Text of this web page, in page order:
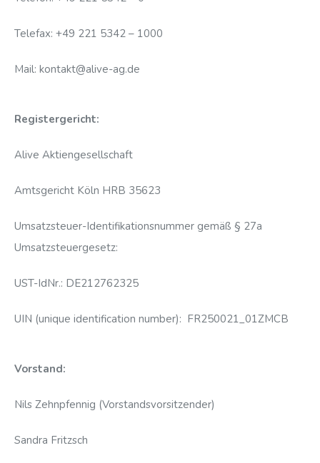
Telefax: +49 221 5342 – 1000
Mail: kontakt@alive-ag.de
Registergericht:
Alive Aktiengesellschaft
Amtsgericht Köln HRB 35623
Umsatzsteuer-Identifikationsnummer gemäß § 27a
Umsatzsteuergesetz:
UST-IdNr.: DE212762325
UIN (unique identification number): FR250021_01ZMCB
Vorstand:
Nils Zehnpfennig (Vorstandsvorsitzender)
Sandra Fritzsch